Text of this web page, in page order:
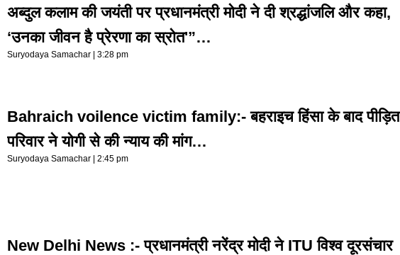
अब्दुल कलाम की जयंती पर प्रधानमंत्री मोदी ने दी श्रद्धांजलि और कहा,
‘उनका जीवन है प्रेरणा का स्रोत'”…
Suryodaya Samachar 3:28 pm
Bahraich voilence victim family:- बहराइच हिंसा के बाद पीड़ित
परिवार ने योगी से की न्याय की मांग…
Suryodaya Samachar 2:45 pm
New Delhi News :- प्रधानमंत्री नरेंद्र मोदी ने ITU विश्व दूरसंचार